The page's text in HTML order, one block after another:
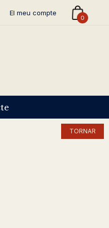
El meu compte
0
TORNAR